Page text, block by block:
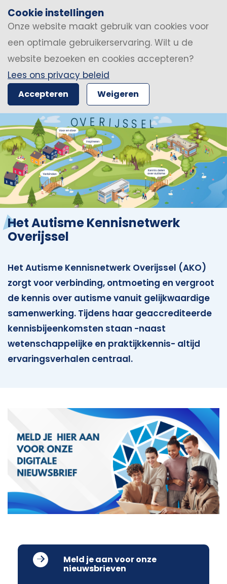
Cookie instellingen
Onze website maakt gebruik van cookies voor
een optimale gebruikerservaring. Wilt u de
website bezoeken en cookies accepteren?
Lees ons privacy beleid
Accepteren Weigeren
Het Autisme Kennisnetwerk
Overijssel
Het Autisme Kennisnetwerk Overijssel (AKO)
zorgt voor verbinding, ontmoeting en vergroot
de kennis over autisme vanuit gelijkwaardige
samenwerking. Tijdens haar geaccrediteerde
kennisbijeenkomsten staan -naast
wetenschappelijke en praktijkkennis- altijd
ervaringsverhalen centraal.
Meld je aan voor onze
nieuwsbrieven